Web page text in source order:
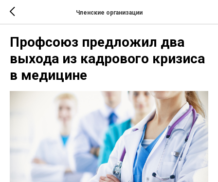
Членские организации
Профсоюз предложил два
выхода из кадрового кризиса
в медицине